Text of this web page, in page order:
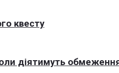
квесту
діятимуть